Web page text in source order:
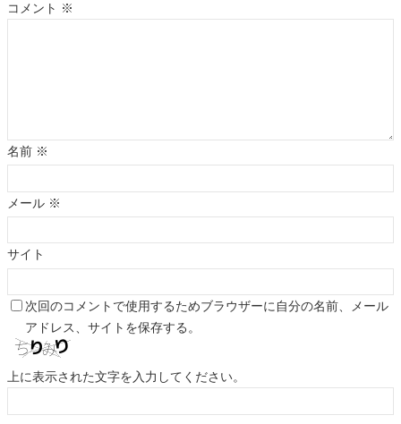
コメント ※
名前 ※
メール ※
サイト
次回のコメントで使用するためブラウザーに自分の名前、メール
アドレス、サイトを保存する。
上に表示された文字を入力してください。